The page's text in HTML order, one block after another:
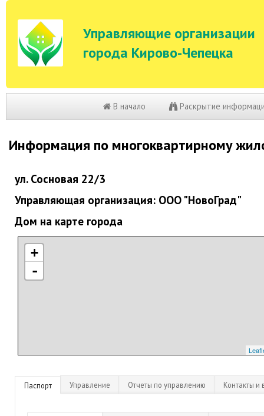
Управляющие организации
города Кирово-Чепецка
В начало Раскрытие
Информация по многоквартирному
ул. Сосновая 22/3
Управляющая организация: ООО "НовоГрад"
Дом на карте города
+
-
Паспорт Управление Отчеты по управлению Контакты и